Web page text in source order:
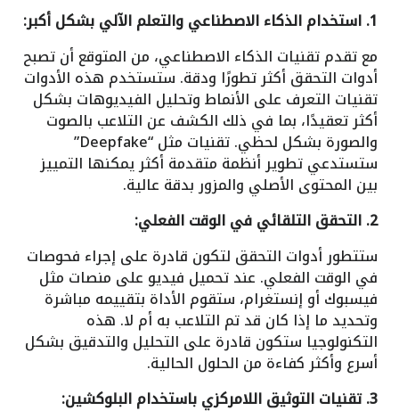
1. استخدام الذكاء الاصطناعي والتعلم الآلي بشكل أكبر:
مع تقدم تقنيات الذكاء الاصطناعي، من المتوقع أن تصبح
أدوات التحقق أكثر تطورًا ودقة. ستستخدم هذه الأدوات
تقنيات التعرف على الأنماط وتحليل الفيديوهات بشكل
أكثر تعقيدًا، بما في ذلك الكشف عن التلاعب بالصوت
والصورة بشكل لحظي. تقنيات مثل “Deepfake”
ستستدعي تطوير أنظمة متقدمة أكثر يمكنها التمييز
بين المحتوى الأصلي والمزور بدقة عالية.
2. التحقق التلقائي في الوقت الفعلي:
ستتطور أدوات التحقق لتكون قادرة على إجراء فحوصات
في الوقت الفعلي. عند تحميل فيديو على منصات مثل
فيسبوك أو إنستغرام، ستقوم الأداة بتقييمه مباشرة
وتحديد ما إذا كان قد تم التلاعب به أم لا. هذه
التكنولوجيا ستكون قادرة على التحليل والتدقيق بشكل
أسرع وأكثر كفاءة من الحلول الحالية.
3. تقنيات التوثيق اللامركزي باستخدام البلوكشين: